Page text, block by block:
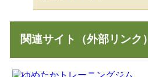
関連サイト（外部リンク）